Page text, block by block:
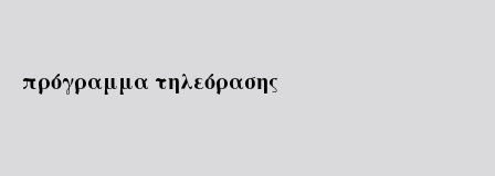
πρόγραμμα τηλεόρασης